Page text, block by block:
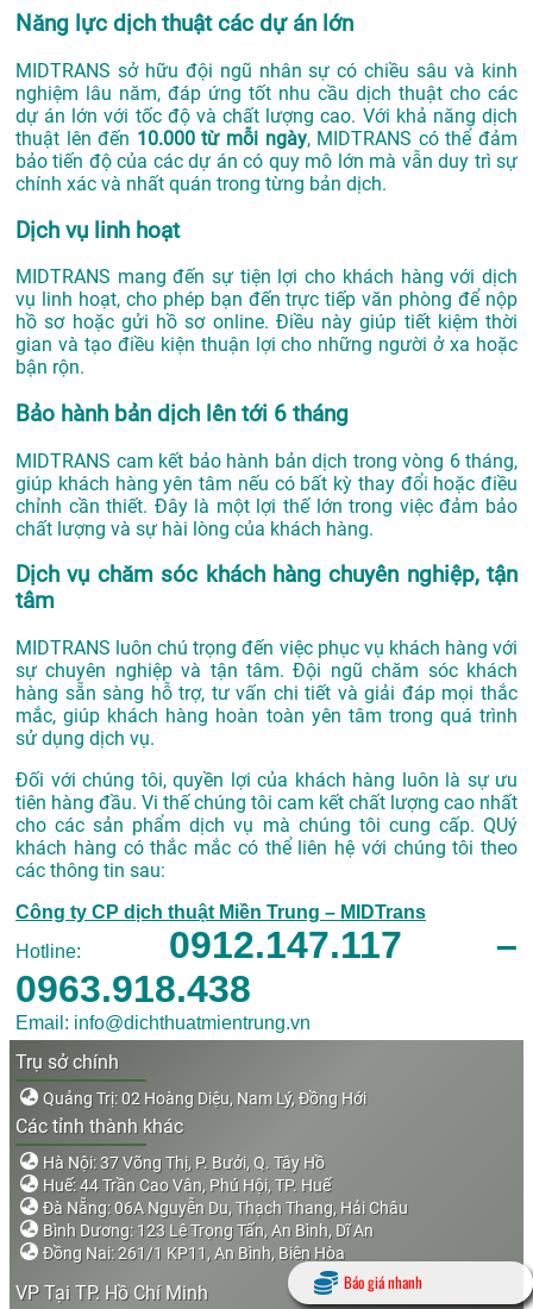
Năng lực dịch thuật các dự án lớn
MIDTRANS sở hữu đội ngũ nhân sự có chiều sâu và kinh
nghiệm lâu năm, đáp ứng tốt nhu cầu dịch thuật cho các
dự án lớn với tốc độ và chất lượng cao. Với khả năng dịch
thuật lên đến 10.000 từ mỗi ngày, MIDTRANS có thể đảm
bảo tiến độ của các dự án có quy mô lớn mà vẫn duy trì sự
chính xác và nhất quán trong từng bản dịch.
Dịch vụ linh hoạt
MIDTRANS mang đến sự tiện lợi cho khách hàng với dịch
vụ linh hoạt, cho phép bạn đến trực tiếp văn phòng để nộp
hồ sơ hoặc gửi hồ sơ online. Điều này giúp tiết kiệm thời
gian và tạo điều kiện thuận lợi cho những người ở xa hoặc
bận rộn.
Bảo hành bản dịch lên tới 6 tháng
MIDTRANS cam kết bảo hành bản dịch trong vòng 6 tháng,
giúp khách hàng yên tâm nếu có bất kỳ thay đổi hoặc điều
chỉnh cần thiết. Đây là một lợi thế lớn trong việc đảm bảo
chất lượng và sự hài lòng của khách hàng.
Dịch vụ chăm sóc khách hàng chuyên nghiệp, tận
tâm
MIDTRANS luôn chú trọng đến việc phục vụ khách hàng với
sự chuyên nghiệp và tận tâm. Đội ngũ chăm sóc khách
hàng sẵn sàng hỗ trợ, tư vấn chi tiết và giải đáp mọi thắc
mắc, giúp khách hàng hoàn toàn yên tâm trong quá trình
sử dụng dịch vụ.
Đối với chúng tôi, quyền lợi của khách hàng luôn là sự ưu
tiên hàng đầu. Vi thế chúng tôi cam kết chất lượng cao nhất
cho các sản phẩm dịch vụ mà chúng tôi cung cấp. QUý
khách hàng có thắc mắc có thể liên hệ với chúng tôi theo
các thông tin sau:
Công ty CP dịch thuật Miền Trung – MIDTrans
Hotline: 0912.147.117 –
0963.918.438
Email: info@dichthuatmientrung.vn
Trụ sở chính
Quảng Trị: 02 Hoàng Diệu, Nam Lý, Đồng Hới
Các tỉnh thành khác
Hà Nội: 37 Võng Thị, P. Bưởi, Q. Tây Hồ
Huế: 44 Trần Cao Vân, Phú Hội, TP. Huế
Đà Nẵng: 06A Nguyễn Du, Thạch Thang, Hải Châu
Bình Dương: 123 Lê Trọng Tấn, An Bình, Dĩ An
Đồng Nai: 261/1 KP11, An Bình, Biên Hòa
VP Tại TP. Hồ Chí Minh Báo giá nhanh